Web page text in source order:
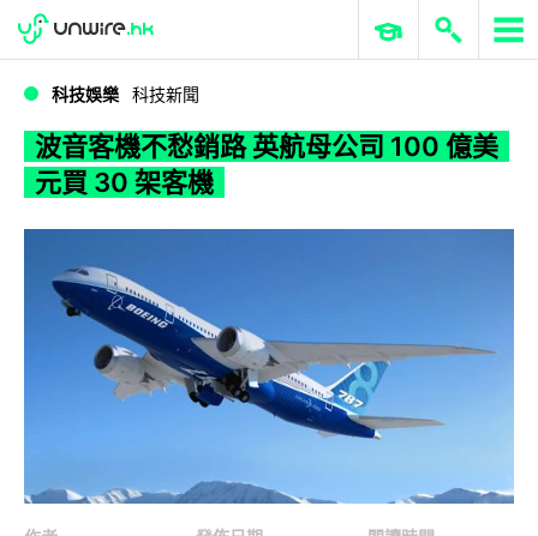
WWDC 2026 ERP 與商業 AI
科技娛樂 科技新聞
波音客機不愁銷路 英航母公司 100 億美
元買 30 架客機